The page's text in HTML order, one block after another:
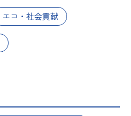
エコ・社会貢献